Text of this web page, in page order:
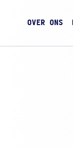
OVER ONS